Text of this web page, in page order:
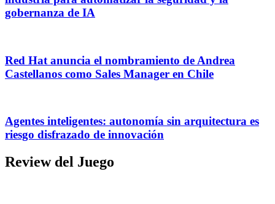
gobernanza de IA
Red Hat anuncia el nombramiento de Andrea
Castellanos como Sales Manager en Chile
Agentes inteligentes: autonomía sin arquitectura es
riesgo disfrazado de innovación
Review del Juego